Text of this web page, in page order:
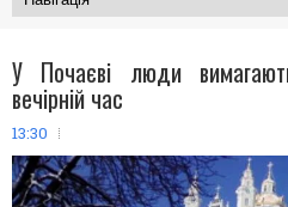
У Почаєві люди
вечірній час
13:30